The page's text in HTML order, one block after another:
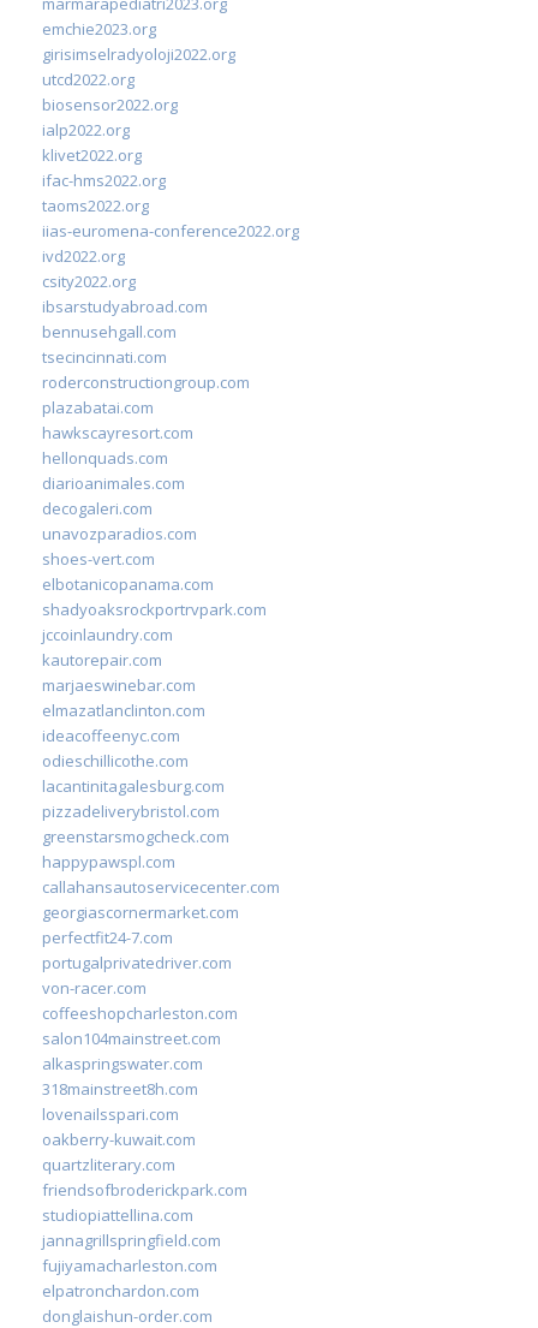
emchie2023.org
girisimselradyoloji2022.org
utcd2022.org
biosensor2022.org
ialp2022.org
klivet2022.org
ifac-hms2022.org
taoms2022.org
iias-euromena-conference2022.org
ivd2022.org
csity2022.org
ibsarstudyabroad.com
bennusehgall.com
tsecincinnati.com
roderconstructiongroup.com
plazabatai.com
hawkscayresort.com
hellonquads.com
diarioanimales.com
decogaleri.com
unavozparadios.com
shoes-vert.com
elbotanicopanama.com
shadyoaksrockportrvpark.com
jccoinlaundry.com
kautorepair.com
marjaeswinebar.com
elmazatlanclinton.com
ideacoffeenyc.com
odieschillicothe.com
lacantinitagalesburg.com
pizzadeliverybristol.com
greenstarsmogcheck.com
happypawspl.com
callahansautoservicecenter.com
georgiascornermarket.com
perfectfit24-7.com
portugalprivatedriver.com
von-racer.com
coffeeshopcharleston.com
salon104mainstreet.com
alkaspringswater.com
318mainstreet8h.com
lovenailsspari.com
oakberry-kuwait.com
quartzliterary.com
friendsofbroderickpark.com
studiopiattellina.com
jannagrillspringfield.com
fujiyamacharleston.com
elpatronchardon.com
donglaishun-order.com